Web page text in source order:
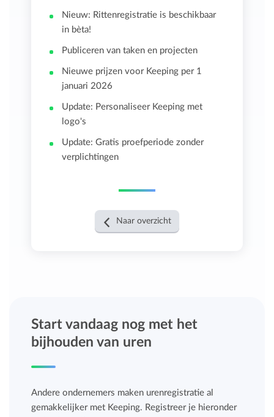
Nieuw: Rittenregistratie is beschikbaar
in bèta!
Publiceren van taken en projecten
Nieuwe prijzen voor Keeping per 1
januari 2026
Update: Personaliseer Keeping met
logo's
Update: Gratis proefperiode zonder
verplichtingen
Naar overzicht
Start vandaag nog met het
bijhouden van uren
Andere ondernemers maken urenregistratie al
gemakkelijker met Keeping. Registreer je hieronder